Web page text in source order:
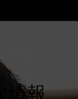
情報